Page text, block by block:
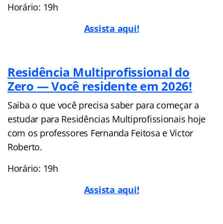
Horário: 19h
Assista aqui!
Residência Multiprofissional do
Zero — Você residente em 2026!
Saiba o que você precisa saber para começar a
estudar para Residências Multiprofissionais hoje
com os professores Fernanda Feitosa e Victor
Roberto.
Horário: 19h
Assista aqui!